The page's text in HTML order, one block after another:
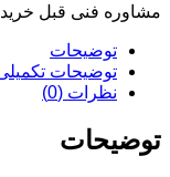
مشاوره فنی قبل خرید
توضیحات
توضیحات
نظرات (0)
توضیحات